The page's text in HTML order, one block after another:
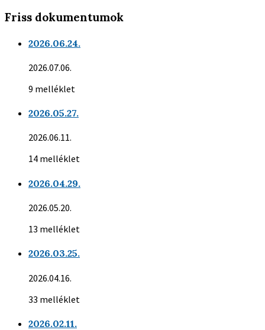
Friss dokumentumok
2026.06.24.
2026.07.06.
9 melléklet
2026.05.27.
2026.06.11.
14 melléklet
2026.04.29.
2026.05.20.
13 melléklet
2026.03.25.
2026.04.16.
33 melléklet
2026.02.11.